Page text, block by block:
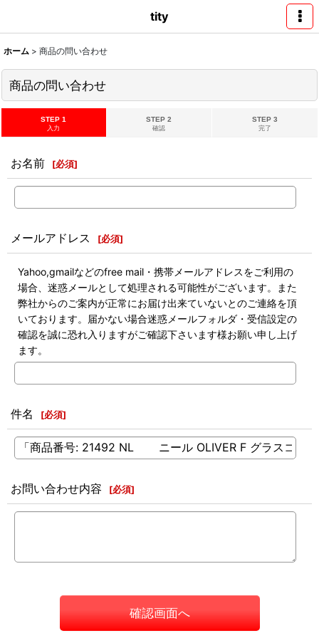
tity
ホーム > 商品の問い合わせ
商品の問い合わせ
STEP 1
入力
STEP 2
確認
STEP 3
完了
お名前 [必須]
メールアドレス [必須]
Yahoo,gmailなどのfree mail・携帯メールアドレスをご利用の
場合、迷惑メールとして処理される可能性がございます。また
弊社からのご案内が正常にお届け出来ていないとのご連絡を頂
いております。届かない場合迷惑メールフォルダ・受信設定の
確認を誠に恐れ入りますがご確認下さいます様お願い申し上げ
ます。
件名 [必須]
お問い合わせ内容 [必須]
確認画面へ